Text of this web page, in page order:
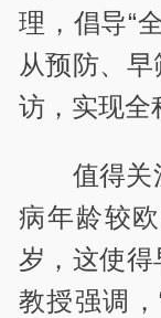
理，倡导“
从预防、
访，实现全
值得关
病年龄较
岁，这使得
教授强调